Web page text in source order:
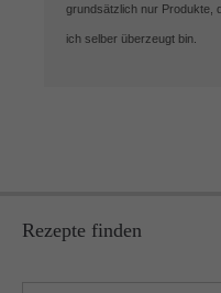
grundsätzlich nur Produkte,
ich selber überzeugt bin.
Rezepte finden